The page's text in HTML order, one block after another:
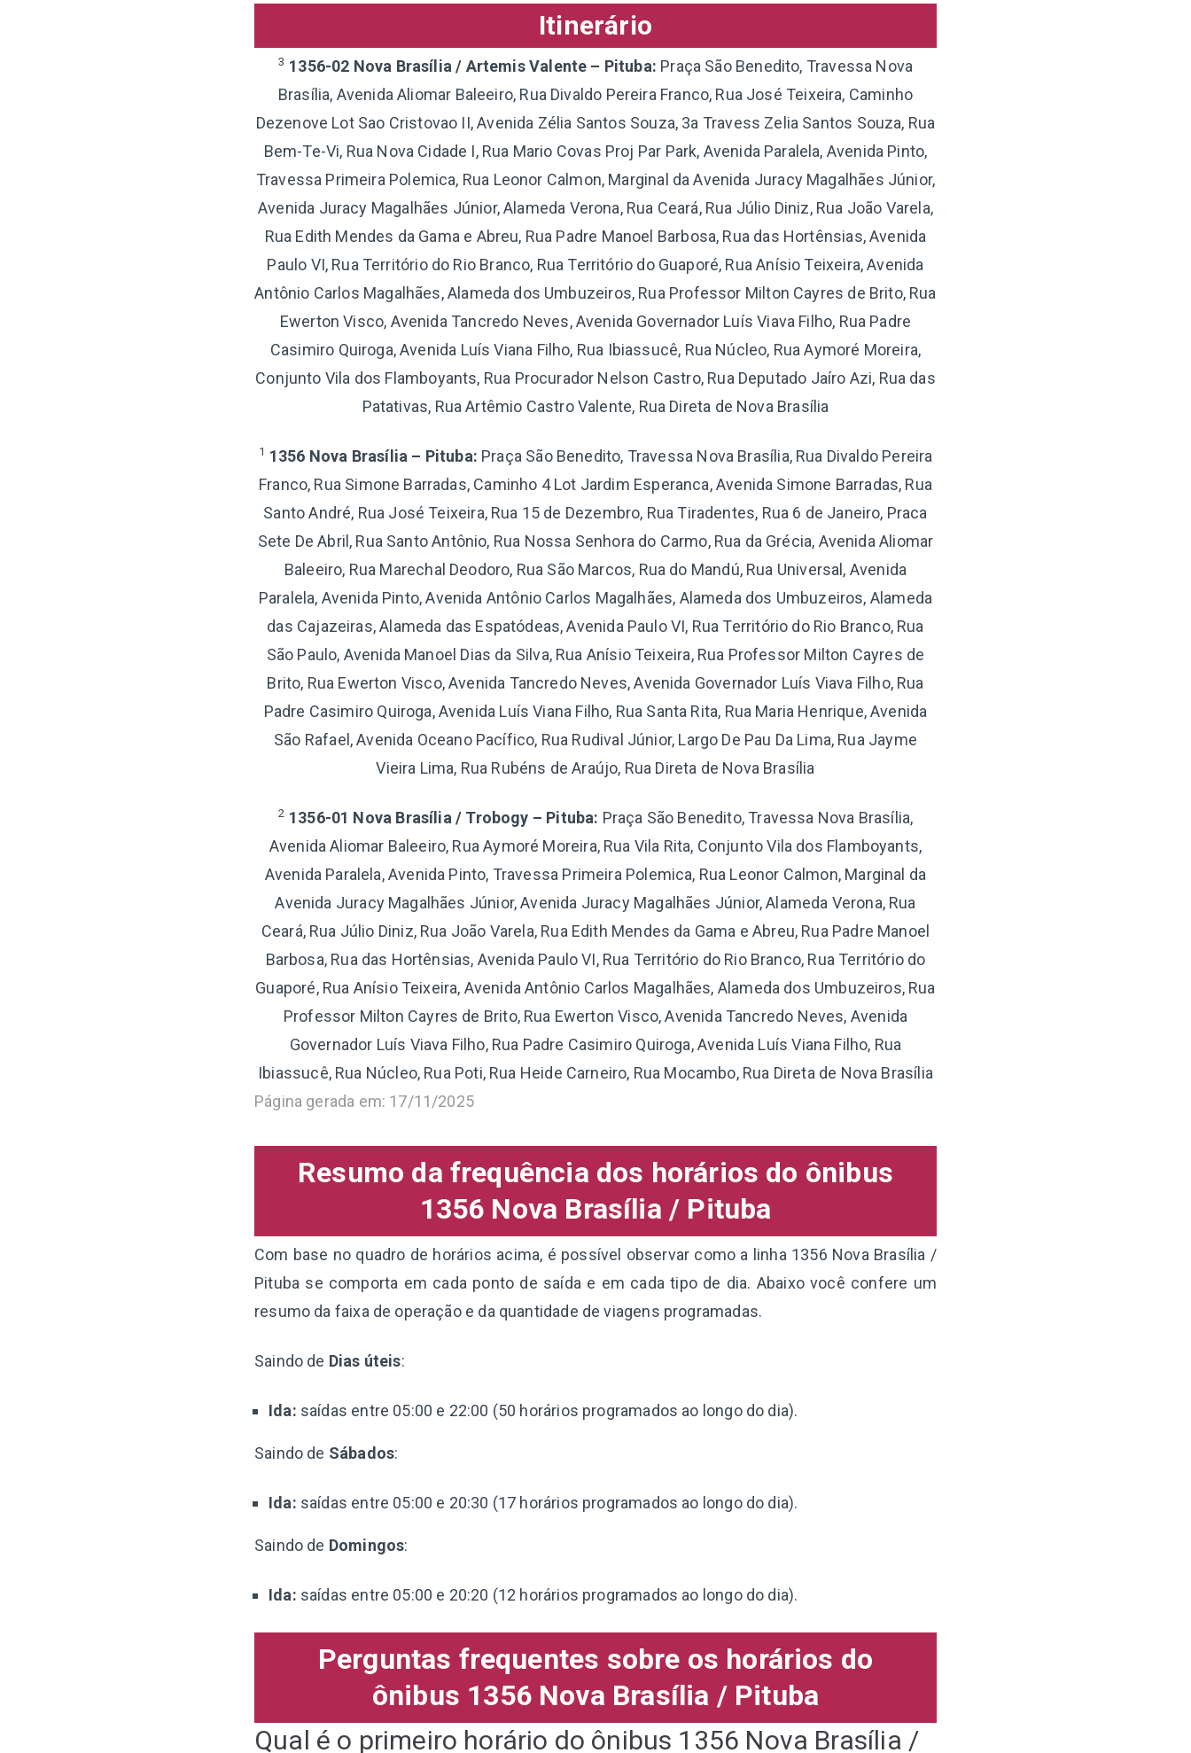
Itinerário
3 1356-02 Nova Brasília / Artemis Valente – Pituba: Praça São Benedito, Travessa Nova
Brasília, Avenida Aliomar Baleeiro, Rua Divaldo Pereira Franco, Rua José Teixeira, Caminho
Dezenove Lot Sao Cristovao II, Avenida Zélia Santos Souza, 3a Travess Zelia Santos Souza, Rua
Bem-Te-Vi, Rua Nova Cidade I, Rua Mario Covas Proj Par Park, Avenida Paralela, Avenida Pinto,
Travessa Primeira Polemica, Rua Leonor Calmon, Marginal da Avenida Juracy Magalhães Júnior,
Avenida Juracy Magalhães Júnior, Alameda Verona, Rua Ceará, Rua Júlio Diniz, Rua João Varela,
Rua Edith Mendes da Gama e Abreu, Rua Padre Manoel Barbosa, Rua das Hortênsias, Avenida
Paulo VI, Rua Território do Rio Branco, Rua Território do Guaporé, Rua Anísio Teixeira, Avenida
Antônio Carlos Magalhães, Alameda dos Umbuzeiros, Rua Professor Milton Cayres de Brito, Rua
Ewerton Visco, Avenida Tancredo Neves, Avenida Governador Luís Viava Filho, Rua Padre
Casimiro Quiroga, Avenida Luís Viana Filho, Rua Ibiassucê, Rua Núcleo, Rua Aymoré Moreira,
Conjunto Vila dos Flamboyants, Rua Procurador Nelson Castro, Rua Deputado Jaíro Azi, Rua das
Patativas, Rua Artêmio Castro Valente, Rua Direta de Nova Brasília
1 1356 Nova Brasília – Pituba: Praça São Benedito, Travessa Nova Brasília, Rua Divaldo Pereira
Franco, Rua Simone Barradas, Caminho 4 Lot Jardim Esperanca, Avenida Simone Barradas, Rua
Santo André, Rua José Teixeira, Rua 15 de Dezembro, Rua Tiradentes, Rua 6 de Janeiro, Praca
Sete De Abril, Rua Santo Antônio, Rua Nossa Senhora do Carmo, Rua da Grécia, Avenida Aliomar
Baleeiro, Rua Marechal Deodoro, Rua São Marcos, Rua do Mandú, Rua Universal, Avenida
Paralela, Avenida Pinto, Avenida Antônio Carlos Magalhães, Alameda dos Umbuzeiros, Alameda
das Cajazeiras, Alameda das Espatódeas, Avenida Paulo VI, Rua Território do Rio Branco, Rua
São Paulo, Avenida Manoel Dias da Silva, Rua Anísio Teixeira, Rua Professor Milton Cayres de
Brito, Rua Ewerton Visco, Avenida Tancredo Neves, Avenida Governador Luís Viava Filho, Rua
Padre Casimiro Quiroga, Avenida Luís Viana Filho, Rua Santa Rita, Rua Maria Henrique, Avenida
São Rafael, Avenida Oceano Pacífico, Rua Rudival Júnior, Largo De Pau Da Lima, Rua Jayme
Vieira Lima, Rua Rubéns de Araújo, Rua Direta de Nova Brasília
2 1356-01 Nova Brasília / Trobogy – Pituba: Praça São Benedito, Travessa Nova Brasília,
Avenida Aliomar Baleeiro, Rua Aymoré Moreira, Rua Vila Rita, Conjunto Vila dos Flamboyants,
Avenida Paralela, Avenida Pinto, Travessa Primeira Polemica, Rua Leonor Calmon, Marginal da
Avenida Juracy Magalhães Júnior, Avenida Juracy Magalhães Júnior, Alameda Verona, Rua
Ceará, Rua Júlio Diniz, Rua João Varela, Rua Edith Mendes da Gama e Abreu, Rua Padre Manoel
Barbosa, Rua das Hortênsias, Avenida Paulo VI, Rua Território do Rio Branco, Rua Território do
Guaporé, Rua Anísio Teixeira, Avenida Antônio Carlos Magalhães, Alameda dos Umbuzeiros, Rua
Professor Milton Cayres de Brito, Rua Ewerton Visco, Avenida Tancredo Neves, Avenida
Governador Luís Viava Filho, Rua Padre Casimiro Quiroga, Avenida Luís Viana Filho, Rua
Ibiassucê, Rua Núcleo, Rua Poti, Rua Heide Carneiro, Rua Mocambo, Rua Direta de Nova Brasília
Página gerada em: 17/11/2025
Resumo da frequência dos horários do ônibus
1356 Nova Brasília / Pituba
Com base no quadro de horários acima, é possível observar como a linha 1356 Nova Brasília /
Pituba se comporta em cada ponto de saída e em cada tipo de dia. Abaixo você confere um
resumo da faixa de operação e da quantidade de viagens programadas.
Saindo de Dias úteis:
Ida: saídas entre 05:00 e 22:00 (50 horários programados ao longo do dia).
Saindo de Sábados:
Ida: saídas entre 05:00 e 20:30 (17 horários programados ao longo do dia).
Saindo de Domingos:
Ida: saídas entre 05:00 e 20:20 (12 horários programados ao longo do dia).
Perguntas frequentes sobre os horários do
ônibus 1356 Nova Brasília / Pituba
Qual é o primeiro horário do ônibus 1356 Nova Brasília /